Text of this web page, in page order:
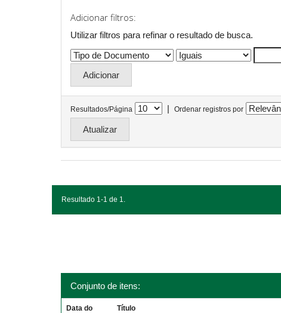
Adicionar filtros:
Utilizar filtros para refinar o resultado de busca.
Resultados/Página | Ordenar registros por
Resultado 1-1 de 1.
Conjunto de itens:
Data do Título